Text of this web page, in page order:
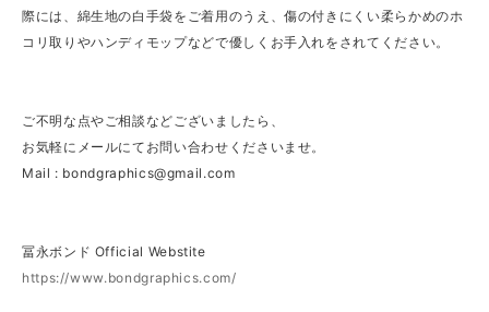
際には、綿生地の白手袋をご着用のうえ、傷の付きにくい柔らかめのホ
コリ取りやハンディモップなどで優しくお手入れをされてください。
ご不明な点やご相談などございましたら、
お気軽にメールにてお問い合わせくださいませ。
Mail : bondgraphics@gmail.com
冨永ボンド Official Webstite
https://www.bondgraphics.com/